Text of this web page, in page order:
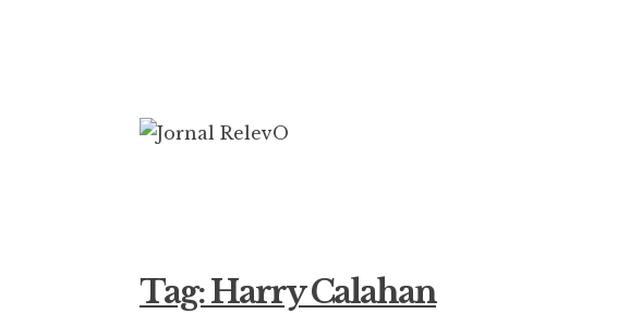
para
Tag:Harry Calahan